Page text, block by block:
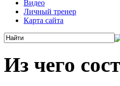
Видео
Личный тренер
Карта сайта
Из чего